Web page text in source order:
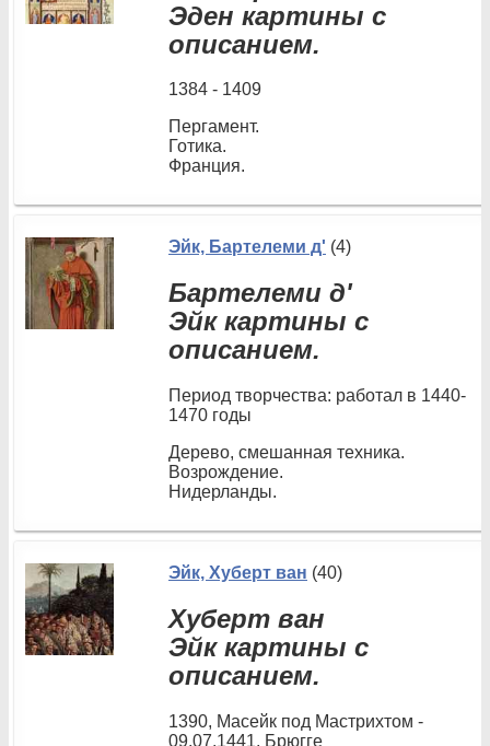
Эден картины с
описанием.
1384 - 1409
Пергамент.
Готика.
Франция.
Эйк, Бартелеми д' (4)
Бартелеми д'
Эйк картины с
описанием.
Период творчества: работал в 1440-
1470 годы
Дерево, смешанная техника.
Возрождение.
Нидерланды.
Эйк, Хуберт ван (40)
Хуберт ван
Эйк картины с
описанием.
1390, Масейк под Мастрихтом -
09.07.1441, Брюгге